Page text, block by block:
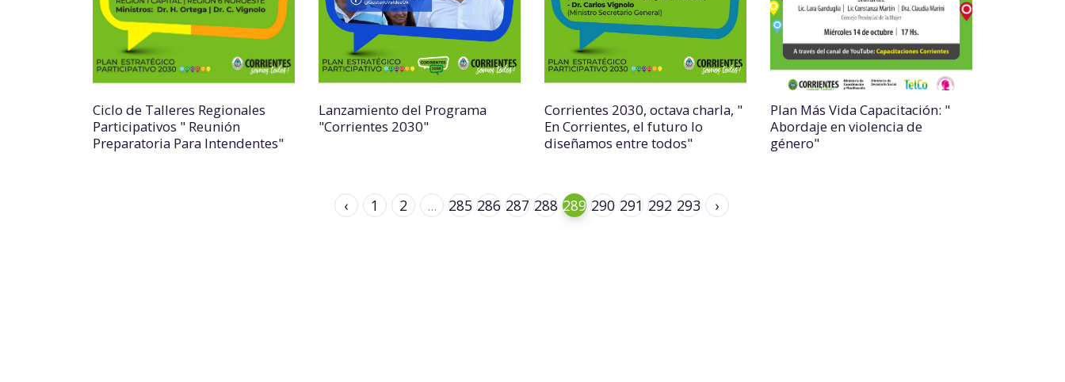
Ciclo de Talleres Regionales
Participativos " Reunión
Preparatoria Para Intendentes"
Lanzamiento del Programa
"Corrientes 2030"
Corrientes 2030, octava charla, "
En Corrientes, el futuro lo
diseñamos entre todos"
Plan Más Vida Capacitación: "
Abordaje en violencia de
género"
‹ 1 2 ... 285 286 287 288 289 290 291 292 293 ›